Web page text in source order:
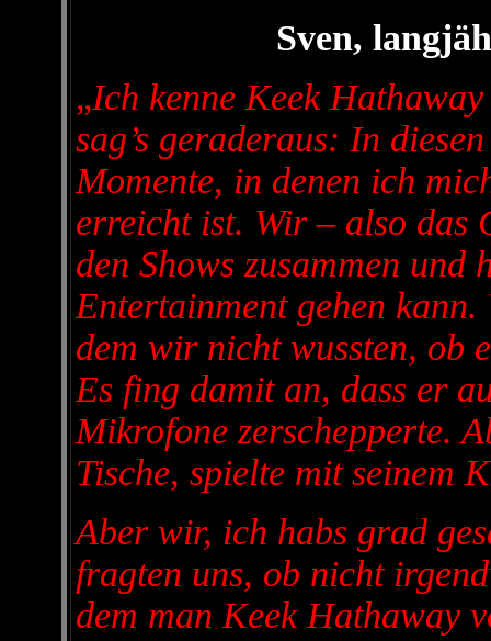
Sven,
„Ich kenne Keek
sag’s geraderaus: In
Momente, in denen ich
erreicht ist. Wir – also das
den Shows zusammen
Entertainment gehen
dem wir nicht wussten, ob
Es fing damit an, dass er
Mikrofone zerschepperte.
Tische, spielte mit seinem
Aber wir, ich habs grad
fragten uns, ob nicht
dem man Keek Hathaway